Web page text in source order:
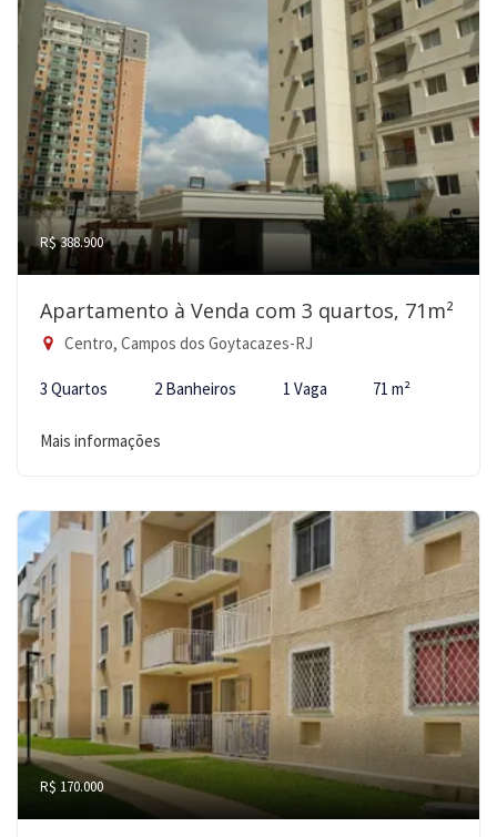
R$ 388.900
Apartamento à Venda com 3 quartos, 71m²
Centro, Campos dos Goytacazes-RJ
3 Quartos 2 Banheiros 1 Vaga 71 m²
Mais informações
R$ 170.000